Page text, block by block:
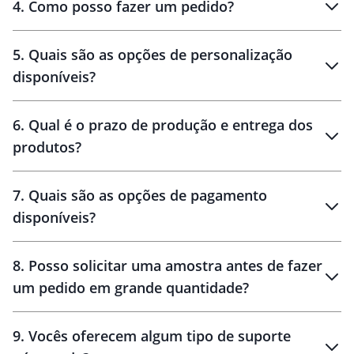
brinde
personalização
4. Como posso fazer um pedido?
amostra virtual
5. Quais são as opções de personalização
disponíveis?
6. Qual é o prazo de produção e entrega dos
produtos?
10 dias
brinde
48 horas
7. Quais são as opções de pagamento
disponíveis?
8. Posso solicitar uma amostra antes de fazer
um pedido em grande quantidade?
9. Vocês oferecem algum tipo de suporte